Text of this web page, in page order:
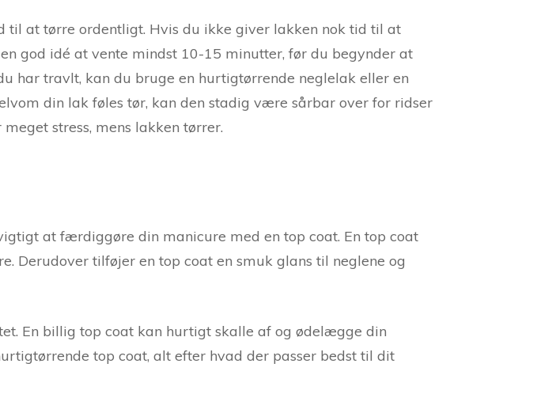
at tørre ordentligt. Hvis du ikke giver lakken nok tid til at
god idé at vente mindst 10-15 minutter, før du begynder at
har travlt, kan du bruge en hurtigtørrende neglelak eller en
din lak føles tør, kan den stadig være sårbar over for ridser
stress, mens lakken tørrer.
at færdiggøre din manicure med en top coat. En top coat
Derudover tilføjer en top coat en smuk glans til neglene og
En billig top coat kan hurtigt skalle af og ødelægge din
top coat, alt efter hvad der passer bedst til dit